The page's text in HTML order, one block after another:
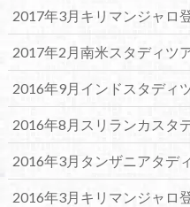
2017年3月キリマンジャロ
2017年2月南米スタディツ
2016年9月インドスタディ
2016年8月スリランカスタ
2016年3月タンザニアタデ
2016年3月キリマンジャロ